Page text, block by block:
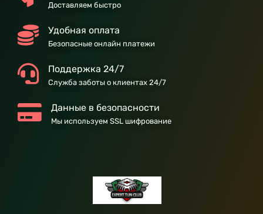
Доставляем быстро
Удобная оплата
Безопасные онлайн платежи
Поддержка 24/7
Служба заботы о клиентах 24/7
Данные в безопасности
Мы используем SSL шифрование